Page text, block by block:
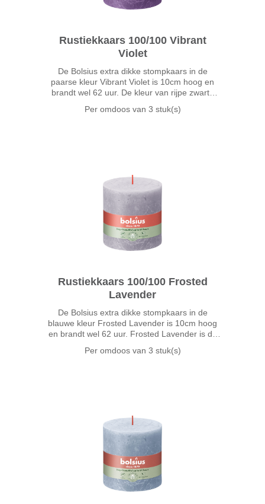
Rustiekkaars 100/100 Vibrant
Violet
De Bolsius extra dikke stompkaars in de
paarse kleur Vibrant Violet is 10cm hoog en
brandt wel 62 uur. De kleur van rijpe zwarte
heldere frisse paarstint die opvalt en waarmee
Per omdoos van 3 stuk(s)
Rustiekkaars 100/100 Frosted
Lavender
De Bolsius extra dikke stompkaars in de
blauwe kleur Frosted Lavender is 10cm hoog
en brandt wel 62 uur. Frosted Lavender is de
Deze frisse en natuurlijke kleur laat je het bijna
Per omdoos van 3 stuk(s)